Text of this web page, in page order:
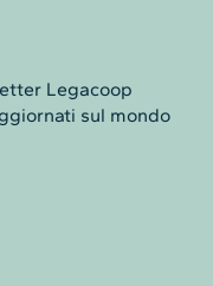
Legacoop
sul mondo